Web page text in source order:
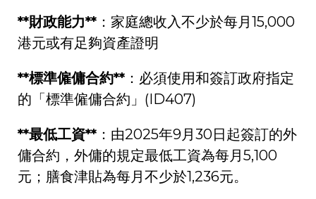
**財政能力** ：家庭總收入不少於每月15,000
港元或有足夠資產證明
**標準僱傭合約** ：必須使用和簽訂政府指定
的「標準僱傭合約」 (ID407)
**最低工資** ：由2025年9月30日起簽訂的外
傭合約，外傭的規定最低工資為每月5,100
元；膳食津貼為每月不少於1,236元。